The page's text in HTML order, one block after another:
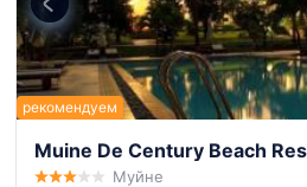
Muine De Century Beach
Муйне